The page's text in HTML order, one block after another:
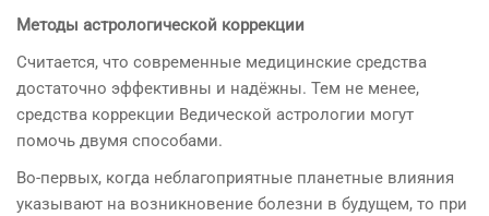
Методы астрологической коррекции
Считается, что современные медицинские средства
достаточно эффективны и надёжны. Тем не менее,
средства коррекции Ведической астрологии могут
помочь двумя способами.
Во-первых, когда неблагоприятные планетные влияния
указывают на возникновение болезни в будущем, то при